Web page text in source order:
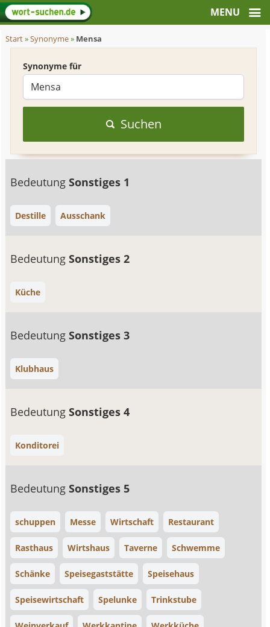
Start»Synonyme» Mensa
Synonyme für
Suchen
BedeutungSonstiges 1
Destille Ausschank
BedeutungSonstiges 2
Küche
BedeutungSonstiges 3
Klubhaus
BedeutungSonstiges 4
Konditorei
BedeutungSonstiges 5
schuppen Messe Wirtschaft Restaurant
Rasthaus Wirtshaus Taverne Schwemme
Schänke Speisegaststätte Speisehaus
Speisewirtschaft Spelunke Trinkstube